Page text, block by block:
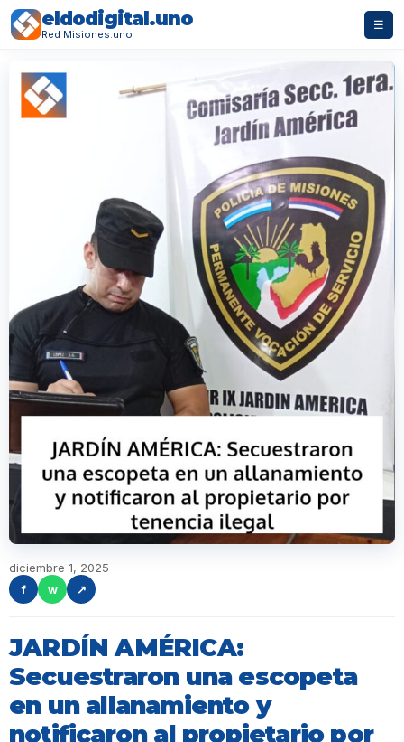
eldodigital.uno
Red Misiones.uno
☰
diciembre 1, 2025
f
w ↗
JARDÍN AMÉRICA:
Secuestraron una escopeta
en un allanamiento y
notificaron al propietario por